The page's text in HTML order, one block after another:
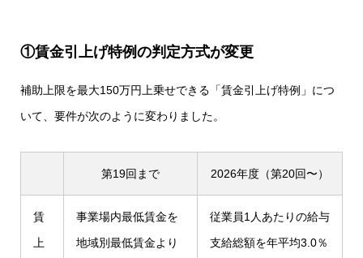
①賃金引上げ特例の判定方式が変更
補助上限を最大150万円上乗せできる「賃金引上げ特例」につ
いて、要件が次のように変わりました。
第19回まで 2026年度（第20回〜）
賃
上
事業場内最低賃金を
地域別最低賃金より
従業員1人あたりの給与
支給総額を年平均3.0％